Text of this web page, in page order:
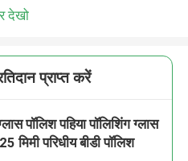
देखो
प्राप्त करें
पॉलिश पहिया पॉलिशिंग ग्लास
मिमी परिधीय बीडी पॉलिश